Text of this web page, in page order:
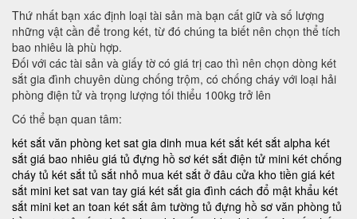
Thứ nhất bạn xác định loại tài sản mà bạn cất giữ và số lượng
những vật cần để trong két, từ đó chúng ta biết nên chọn thể tích
bao nhiêu là phù hợp.
Đối với các tài sản và giấy tờ có giá trị cao thì nên chọn dòng két
sắt gia đình chuyên dùng chống trộm, có chống cháy với loại hải
phòng điện tử và trọng lượng tối thiểu 100kg trở lên
Có thể bạn quan tâm:
két sắt văn phòng ket sat gia dinh mua két sắt két sắt alpha két
sắt giá bao nhiêu giá tủ đựng hồ sơ két sắt điện tử mini két chống
cháy tủ két sắt tủ sắt nhỏ mua két sắt ở đâu cửa kho tiền giá két
sắt mini ket sat van tay giá két sắt gia đình cách đổ mật khẩu két
sắt mini ket an toan két sắt âm tường tủ đựng hồ sơ văn phòng tủ